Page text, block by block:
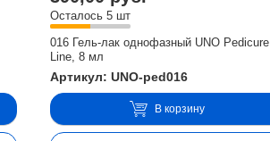
Осталось 5 шт
016 Гель-лак однофазный UNO Pedicure
Line, 8 мл
Артикул: UNO-ped016
В корзину